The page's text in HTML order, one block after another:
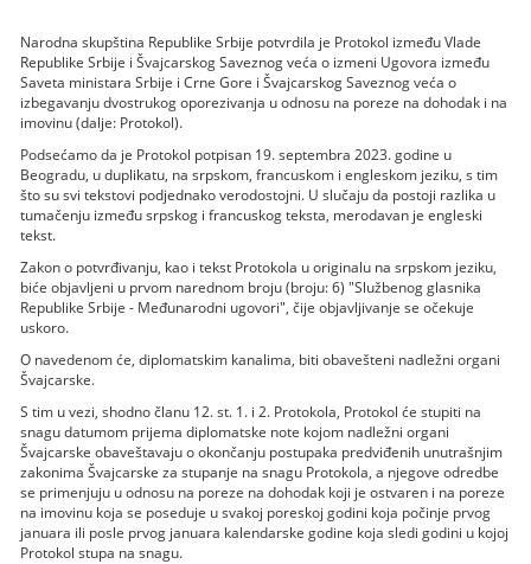
Narodna skupština Republike Srbije potvrdila je Protokol između Vlade
Republike Srbije i Švajcarskog Saveznog veća o izmeni Ugovora između
Saveta ministara Srbije i Crne Gore i Švajcarskog Saveznog veća o
izbegavanju dvostrukog oporezivanja u odnosu na poreze na dohodak i na
imovinu (dalje: Protokol).
Podsećamo da je Protokol potpisan 19. septembra 2023. godine u
Beogradu, u duplikatu, na srpskom, francuskom i engleskom jeziku, s tim
što su svi tekstovi podjednako verodostojni. U slučaju da postoji razlika u
tumačenju između srpskog i francuskog teksta, merodavan je engleski
tekst.
Zakon o potvrđivanju, kao i tekst Protokola u originalu na srpskom jeziku,
biće objavljeni u prvom narednom broju (broju: 6) "Službenog glasnika
Republike Srbije - Međunarodni ugovori", čije objavljivanje se očekuje
uskoro.
O navedenom će, diplomatskim kanalima, biti obavešteni nadležni organi
Švajcarske.
S tim u vezi, shodno članu 12. st. 1. i 2. Protokola, Protokol će stupiti na
snagu datumom prijema diplomatske note kojom nadležni organi
Švajcarske obaveštavaju o okončanju postupaka predviđenih unutrašnjim
zakonima Švajcarske za stupanje na snagu Protokola, a njegove odredbe
se primenjuju u odnosu na poreze na dohodak koji je ostvaren i na poreze
na imovinu koja se poseduje u svakoj poreskoj godini koja počinje prvog
januara ili posle prvog januara kalendarske godine koja sledi godini u kojoj
Protokol stupa na snagu.